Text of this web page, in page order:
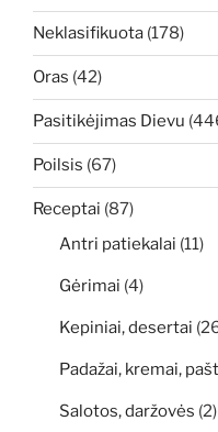
Neklasifikuota (178)
Oras (42)
Pasitikėjimas Dievu
Poilsis (67)
Receptai (87)
Antri patiekalai (11)
Gėrimai (4)
Kepiniai, desertai
Padažai, kremai,
Salotos, daržovės (2)